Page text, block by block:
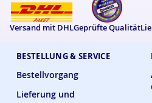
BESTELLUNG & SERVICE
Bestellvorgang
Lieferung und
Versand mit DHLGeprüfte Qualität